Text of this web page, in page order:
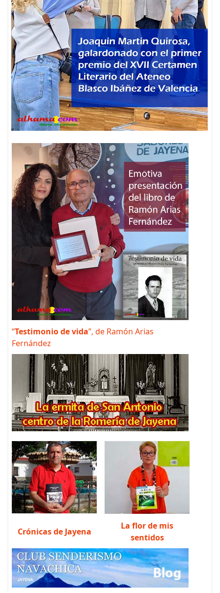
“Testimonio de vida”, de Ramón Arias
Fernández
Crónicas de Jayena
La flor de mis
sentidos